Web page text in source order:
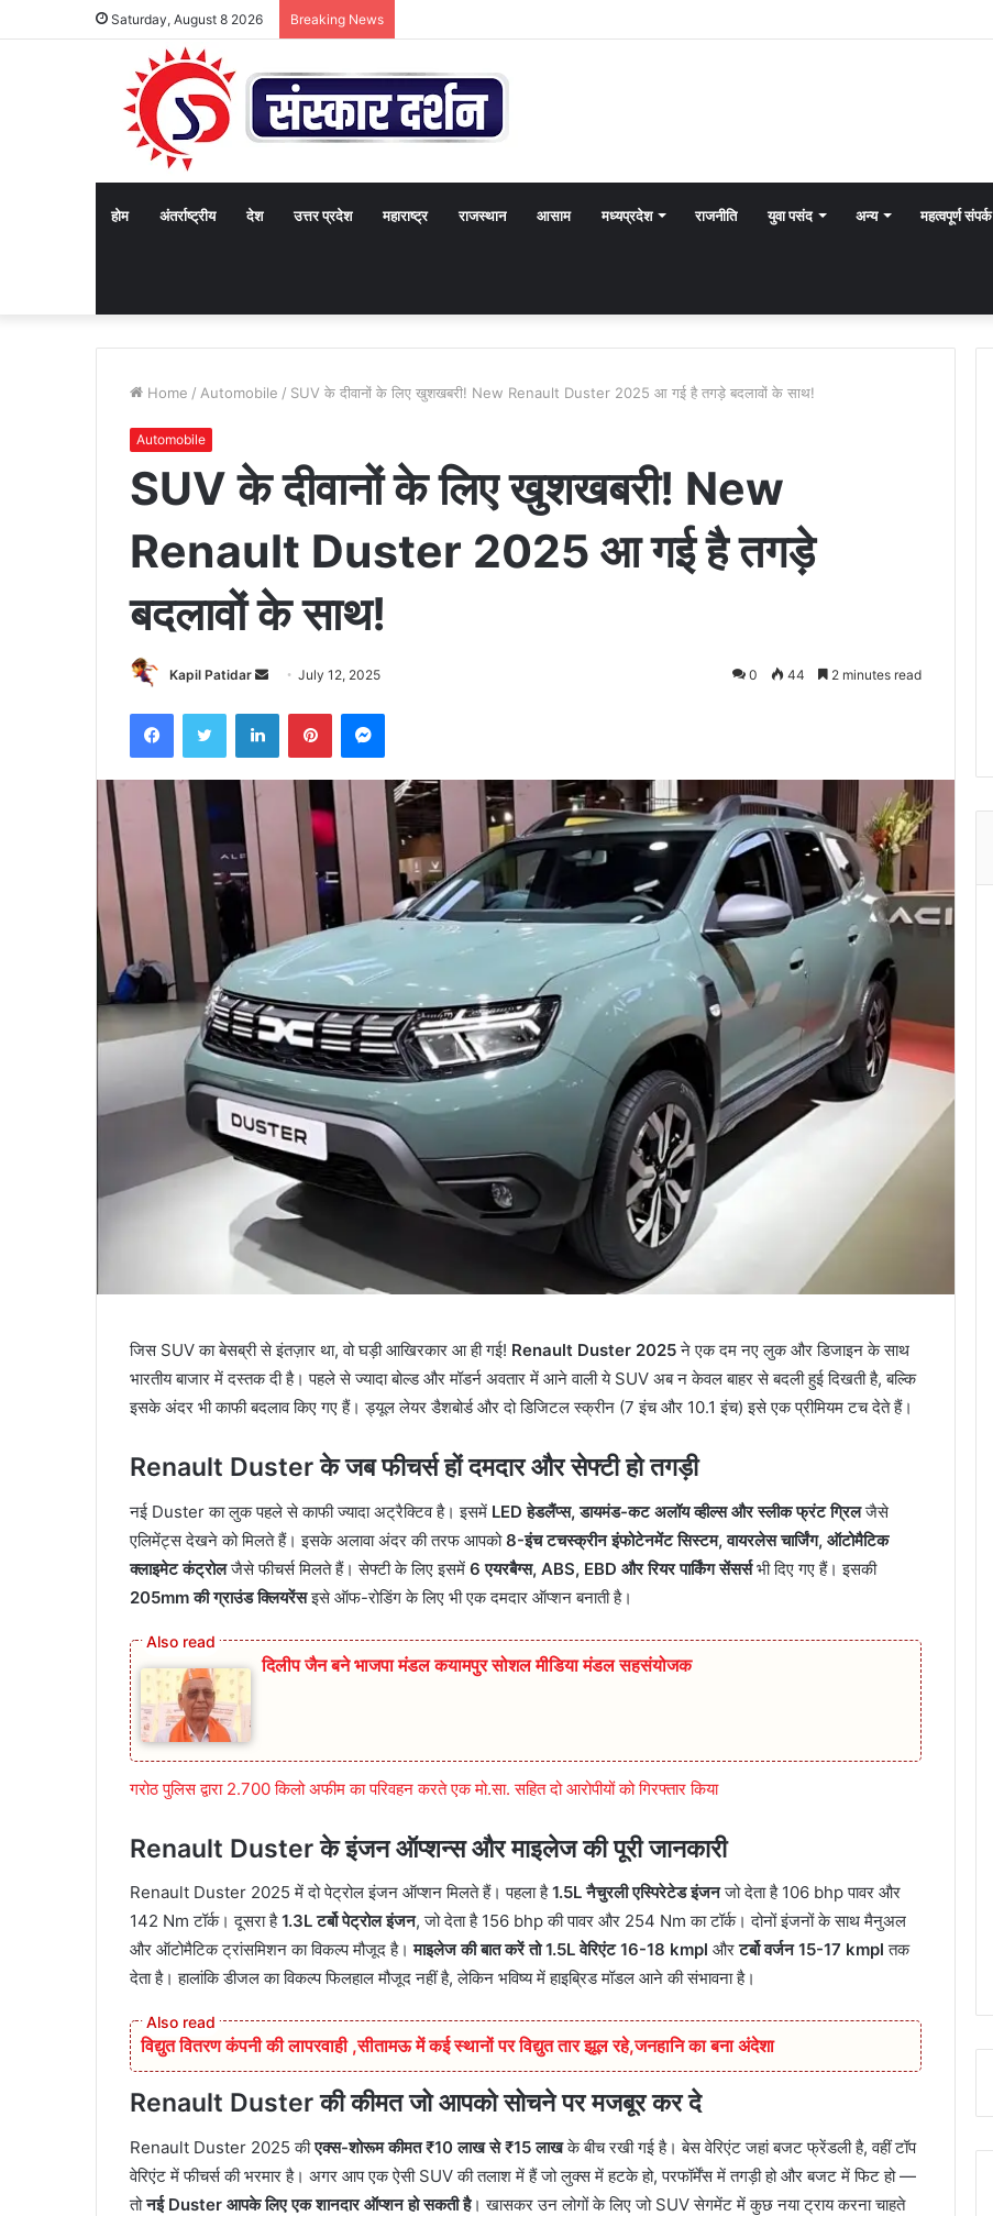
Saturday, August 8 2026 Breaking News
होम अंतर्राष्ट्रीय देश उत्तर प्रदेश महाराष्ट्र राजस्थान आसाम मध्यप्रदेश राजनीति युवा पसंद अन्य महत्वपूर्ण संपर्क
Home / Automobile / SUV के दीवानों के लिए खुशखबरी! New Renault Duster 2025 आ गई है तगड़े बदलावों के साथ!
Automobile
SUV के दीवानों के लिए खुशखबरी! New
Renault Duster 2025 आ गई है तगड़े
बदलावों के साथ!
Kapil Patidar
SendJuly 12, 2025 0 44 2 minutes read
FacebookTwitter LinkedInPinterestMessenger
जिस SUV का बेसब्री से इंतज़ार था, वो घड़ी आखिरकार आ ही गई! Renault Duster 2025ने एक दम नए लुक और डिजाइन के साथ
भारतीय बाजार में दस्तक दी है। पहले से ज्यादा बोल्ड और मॉडर्न अवतार में आने वाली ये SUV अब न केवल बाहर से बदली हुई दिखती है, बल्कि
इसके अंदर भी काफी बदलाव किए गए हैं। ड्यूल लेयर डैशबोर्ड और दो डिजिटल स्क्रीन (7 इंच और 10.1 इंच) इसे एक प्रीमियम टच देते हैं।
Renault Duster के जब फीचर्स हों दमदार और सेफ्टी हो तगड़ी
नई Duster का लुक पहले से काफी ज्यादा अट्रैक्टिव है। इसमें LED हेडलैंप्स, डायमंड-कट अलॉय व्हील्स और स्लीक फ्रंट ग्रिलजैसे
एलिमेंट्स देखने को मिलते हैं। इसके अलावा अंदर की तरफ आपको8-इंच टचस्क्रीन इंफोटेनमेंट सिस्टम, वायरलेस चार्जिंग, ऑटोमैटिक
क्लाइमेट कंट्रोलजैसे फीचर्स मिलते हैं। सेफ्टी के लिए इसमें 6 एयरबैग्स, ABS, EBD और रियर पार्किंग सेंसर्सभी दिए गए हैं। इसकी
205mm की ग्राउंड क्लियरेंसइसे ऑफ-रोडिंग के लिए भी एक दमदार ऑप्शन बनाती है।
दिलीप जैन बने भाजपा मंडल कयामपुर सोशल मीडिया मंडल सहसंयोजक
गरोठ पुलिस द्वारा 2.700 किलो अफीम का परिवहन करते एक मो.सा. सहित दो आरोपीयों को गिरफ्तार किया
Renault Duster के इंजन ऑप्शन्स और माइलेज की पूरी जानकारी
Renault Duster 2025 में दो पेट्रोल इंजन ऑप्शन मिलते हैं। पहला है1.5L नैचुरली एस्पिरेटेड इंजनजो देता है 106 bhp पावर और
142 Nm टॉर्क। दूसरा है1.3L टर्बो पेट्रोल इंजन, जो देता है 156 bhp की पावर और 254 Nm का टॉर्क। दोनों इंजनों के साथ मैनुअल
और ऑटोमैटिक ट्रांसमिशन का विकल्प मौजूद है।माइलेज की बात करें तो 1.5L वेरिएंट 16-18 kmpl औरटर्बो वर्जन 15-17 kmpl तक
देता है। हालांकि डीजल का विकल्प फिलहाल मौजूद नहीं है, लेकिन भविष्य में हाइब्रिड मॉडल आने की संभावना है।
विद्युत वितरण कंपनी की लापरवाही ,सीतामऊ में कई स्थानों पर विद्युत तार झूल रहे,जनहानि का बना अंदेशा
Renault Duster की कीमत जो आपको सोचने पर मजबूर कर दे
Renault Duster 2025 कीएक्स-शोरूम कीमत ₹10 लाख से ₹15 लाखके बीच रखी गई है। बेस वेरिएंट जहां बजट फ्रेंडली है, वहीं टॉप
वेरिएंट में फीचर्स की भरमार है। अगर आप एक ऐसी SUV की तलाश में हैं जो लुक्स में हटके हो, परफॉर्मेंस में तगड़ी हो और बजट में फिट हो —
तोनई Duster आपके लिए एक शानदार ऑप्शन हो सकती है। खासकर उन लोगों के लिए जो SUV सेगमेंट में कुछ नया ट्राय करना चाहते